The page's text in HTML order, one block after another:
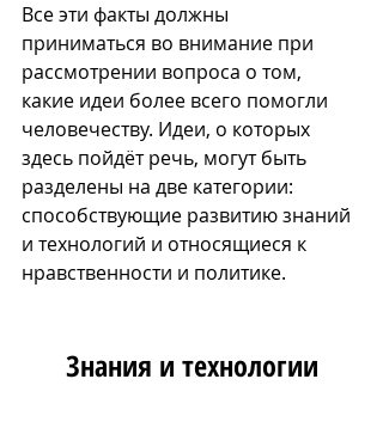
Все эти факты должны
приниматься во внимание при
рассмотрении вопроса о том,
какие идеи более всего помогли
человечеству. Идеи, о которых
здесь пойдёт речь, могут быть
разделены на две категории:
способствующие развитию знаний
и технологий и относящиеся к
нравственности и политике.
Знания и технологии